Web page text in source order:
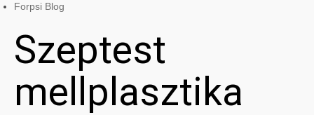
Forpsi Blog
Szeptest
mellplasztika